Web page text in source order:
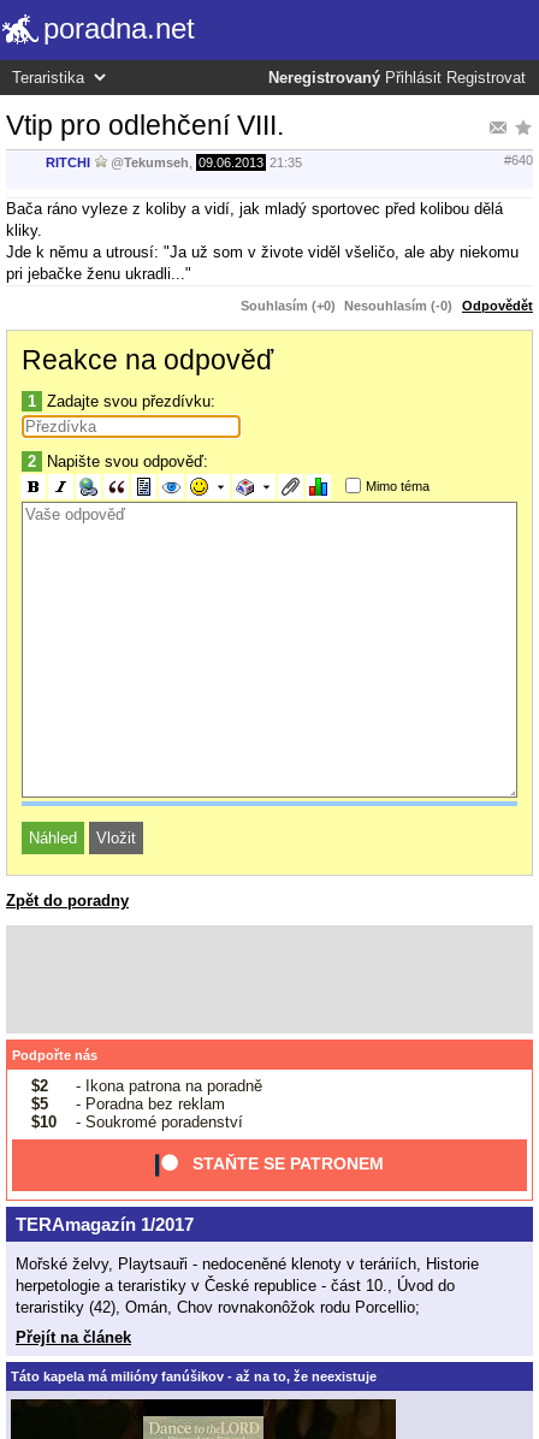
poradna.net
Neregistrovaný Přihlásit Registrovat
Vtip pro odlehčení VIII.
RITCHI @Tekumseh 09.06.2013 21:35 #640
Bača ráno vyleze z koliby a vidí, jak mladý sportovec před kolibou dělá
kliky.
Jde k němu a utrousí: "Ja už som v živote viděl všeličo, ale aby niekomu
pri jebačke ženu ukradli..."
Souhlasím (+0) Nesouhlasím (-0) Odpovědět
Reakce na odpověď
1 Zadajte svou přezdívku:
2 Napište svou odpověď:
Mimo téma
Zpět do poradny
Podpořte nás
$2
- Ikona patrona na poradně
$5
- Poradna bez reklam
$10
- Soukromé poradenství
STAŇTE SE PATRONEM
TERAmagazín 1/2017
Mořské želvy, Playtsauři - nedoceněné klenoty v teráriích, Historie
herpetologie a teraristiky v České republice - část 10., Úvod do
teraristiky (42), Omán, Chov rovnakonôžok rodu Porcellio;
Přejít na článek
Táto kapela má milióny fanúšikov - až na to, že neexistuje